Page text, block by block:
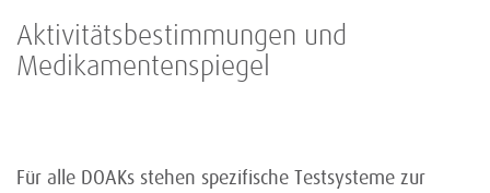
Aktivitätsbestimmungen und
Medikamentenspiegel
Für alle DOAKs stehen spezifische Testsysteme zur